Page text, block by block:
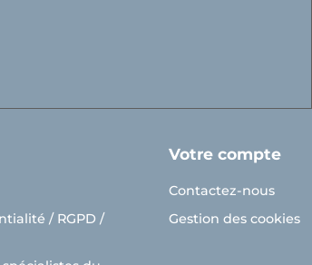
/ RGPD /
Votre compte
Contactez-nous
Gestion des cookies